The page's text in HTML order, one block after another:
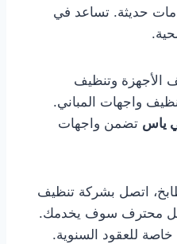
حديثة. تساعد في
الأجهزة وتنظيف
واجهات المباني.
ياس تضمن واجهات
اتصل بشركة تنظيف
محترف سوف يخدمك.
للعقود السنوية.